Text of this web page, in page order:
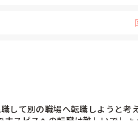
して別の職場へ転職しようと
スピスへの転職は難しいでし